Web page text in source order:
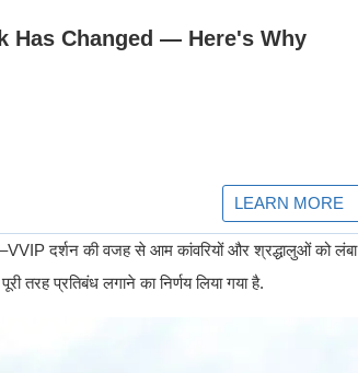
दर्शन की वजह से आम कांवरियों और श्रद्धालुओं को लंबा
तरह प्रतिबंध लगाने का निर्णय लिया गया है.